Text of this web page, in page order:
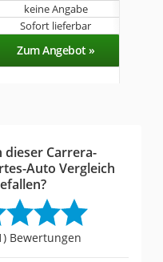
keine Angabe
Sofort lieferbar
Zum Angebot »
dieser Carrera-
Auto Vergleich
Bewertungen